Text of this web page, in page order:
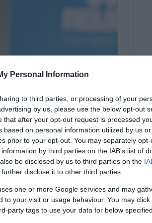
Personal Information
to third parties, or processing of your
by us, please use the below opt-out
that after your opt-out request is processed
based on personal information utilized by us
prior to your opt-out. You may separately
by third parties on the IAB’s list of
be disclosed by us to third parties on the
disclose it to other third parties.
one or more Google services and may
to your visit or usage behaviour. You may
party tags to use your data for below
μίσθωση στο ευρύτερο
σύμφωνα με τον πρόεδρο